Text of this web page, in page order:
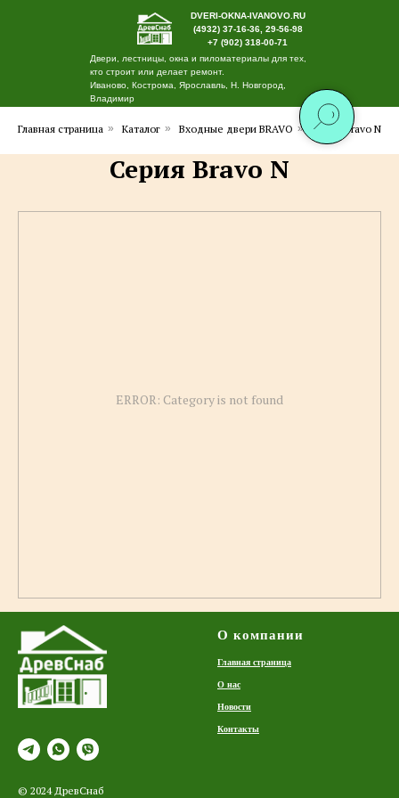
Двери, лестницы, окна и пиломатериалы для тех,
кто строит или делает ремонт.
Иваново, Кострома, Ярославль, Н. Новгород,
Владимир
DVERI-OKNA-IVANOVO.RU
(4932) 37-16-36, 29-56-98
+7 (902) 318-00-71
Главная страница » Каталог » Входные двери BRAVO » Серия Bravo N
Серия Bravo N
ERROR: Category is not found
© 2024 ДревСнаб
О компании
Главная страница
О нас
Новости
Контакты